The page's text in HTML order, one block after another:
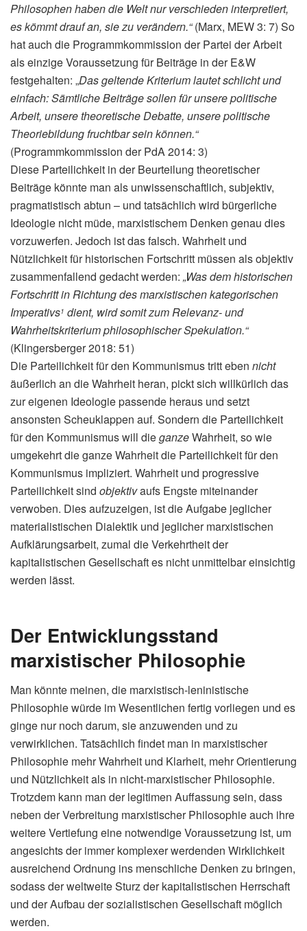
Philosophen haben die Welt nur verschieden interpretiert,
es kömmt drauf an, sie zu verändern.“(Marx, MEW 3: 7) So
hat auch die Programmkommission der Partei der Arbeit
als einzige Voraussetzung für Beiträge in der E&W
festgehalten: „Das geltende Kriterium lautet schlicht und
einfach: Sämtliche Beiträge sollen für unsere politische
Arbeit, unsere theoretische Debatte, unsere politische
Theoriebildung fruchtbar sein können.“
(Programmkommission der PdA 2014: 3)
Diese Parteilichkeit in der Beurteilung theoretischer
Beiträge könnte man als unwissenschaftlich, subjektiv,
pragmatistisch abtun – und tatsächlich wird bürgerliche
Ideologie nicht müde, marxistischem Denken genau dies
vorzuwerfen. Jedoch ist das falsch. Wahrheit und
Nützlichkeit für historischen Fortschritt müssen als objektiv
zusammenfallend gedacht werden: „Was dem historischen
Fortschritt in Richtung des marxistischen kategorischen
Imperativs1 dient, wird somit zum Relevanz- und
Wahrheitskriterium philosophischer Spekulation.“
(Klingersberger 2018: 51)
Die Parteilichkeit für den Kommunismus tritt eben nicht
äußerlich an die Wahrheit heran, pickt sich willkürlich das
zur eigenen Ideologie passende heraus und setzt
ansonsten Scheuklappen auf. Sondern die Parteilichkeit
für den Kommunismus will dieganzeWahrheit, so wie
umgekehrt die ganze Wahrheit die Parteilichkeit für den
Kommunismus impliziert. Wahrheit und progressive
Parteilichkeit sind objektivaufs Engste miteinander
verwoben. Dies aufzuzeigen, ist die Aufgabe jeglicher
materialistischen Dialektik und jeglicher marxistischen
Aufklärungsarbeit, zumal die Verkehrtheit der
kapitalistischen Gesellschaft es nicht unmittelbar einsichtig
werden lässt.
Der Entwicklungsstand
marxistischer Philosophie
Man könnte meinen, die marxistisch-leninistische
Philosophie würde im Wesentlichen fertig vorliegen und es
ginge nur noch darum, sie anzuwenden und zu
verwirklichen. Tatsächlich findet man in marxistischer
Philosophie mehr Wahrheit und Klarheit, mehr Orientierung
und Nützlichkeit als in nicht-marxistischer Philosophie.
Trotzdem kann man der legitimen Auffassung sein, dass
neben der Verbreitung marxistischer Philosophie auch ihre
weitere Vertiefung eine notwendige Voraussetzung ist, um
angesichts der immer komplexer werdenden Wirklichkeit
ausreichend Ordnung ins menschliche Denken zu bringen,
sodass der weltweite Sturz der kapitalistischen Herrschaft
und der Aufbau der sozialistischen Gesellschaft möglich
werden.